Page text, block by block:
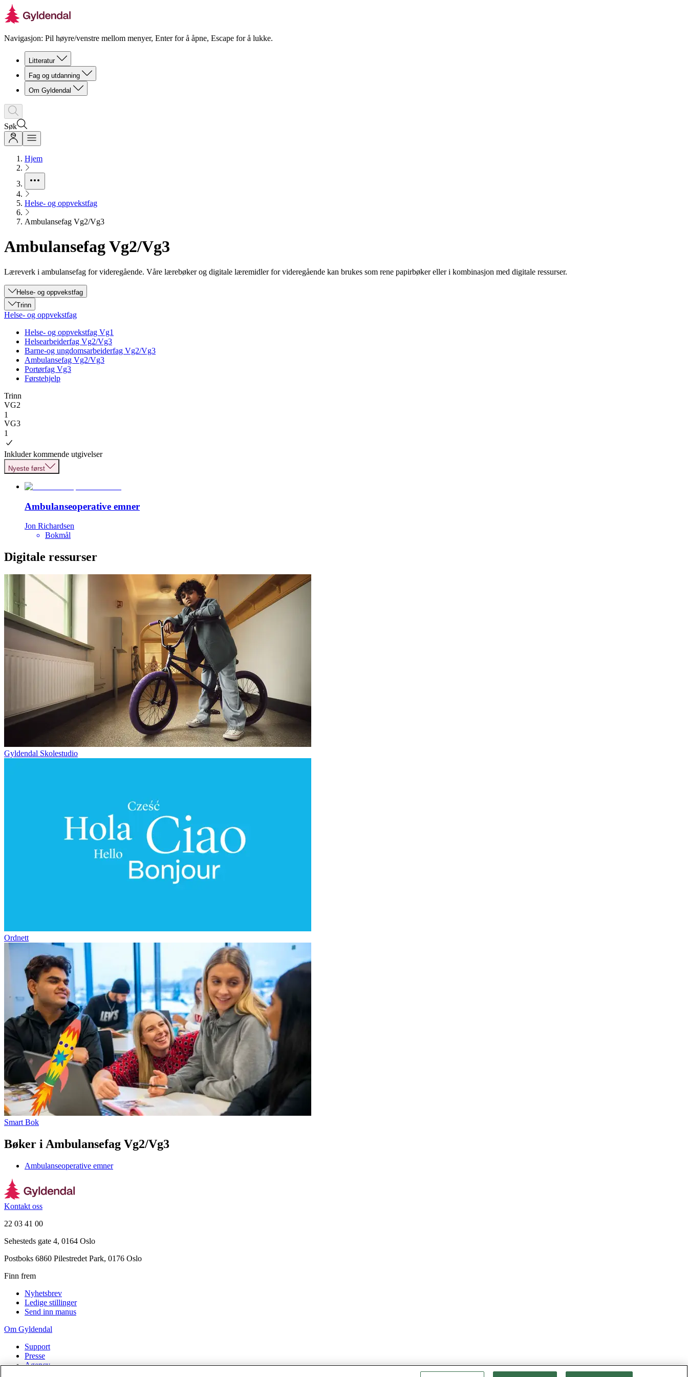
Navigasjon: Pil høyre/venstre mellom menyer, Enter for å åpne, Escape for å lukke.
Litteratur
Fag og utdanning
Om Gyldendal
Søk
Hjem
Helse- og oppvekstfag
Ambulansefag Vg2/Vg3
Ambulansefag Vg2/Vg3
Læreverk i ambulansefag for videregående. Våre lærebøker og digitale læremidler for videregående kan brukes som rene papirbøker eller i kombinasjon med digitale ressurser.
Helse- og oppvekstfag
Trinn
Helse- og oppvekstfag
Helse- og oppvekstfag Vg1
Helsearbeiderfag Vg2/Vg3
Barne-og ungdomsarbeiderfag Vg2/Vg3
Ambulansefag Vg2/Vg3
Portørfag Vg3
Førstehjelp
Trinn
VG2
1
VG3
1
Inkluder kommende utgivelser
Nyeste først
Ambulanseoperative emner
Jon Richardsen
Bokmål
Digitale ressurser
Gyldendal Skolestudio
Ordnett
Smart Bok
Bøker i Ambulansefag Vg2/Vg3
Ambulanseoperative emner
Kontakt oss
22 03 41 00
Sehesteds gate 4, 0164 Oslo
Postboks 6860 Pilestredet Park, 0176 Oslo
Finn frem
Nyhetsbrev
Ledige stillinger
Send inn manus
Om Gyldendal
Support
Presse
Agency